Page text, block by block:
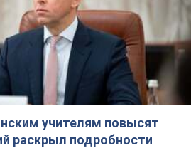
учителям повысят
раскрыл подробности